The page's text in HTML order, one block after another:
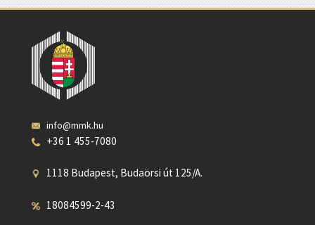
info@mmk.hu
+36 1 455-7080
1118 Budapest, Budaörsi út 125/A.
18084599-2-43